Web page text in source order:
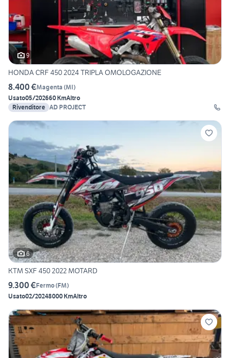
9
HONDA CRF 450 2024 TRIPLA OMOLOGAZIONE
8.400 €Magenta (MI)
Usato05/202660 KmAltro
Rivenditore AD PROJECT
6
KTM SXF 450 2022 MOTARD
9.300 €Fermo(FM)
Usato02/20248000 KmAltro